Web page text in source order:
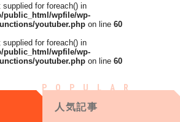
supplied for foreach() in
public_html/wpfile/wp-
youtuber.php on line 60
supplied for foreach() in
public_html/wpfile/wp-
youtuber.php on line 60
人気記事